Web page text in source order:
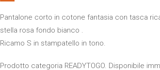
Pantalone corto in cotone fantasia con tasca
stella rosa fondo bianco .
Ricamo S in stampatello in tono.
Prodotto categoria READYTOGO. Disponibile